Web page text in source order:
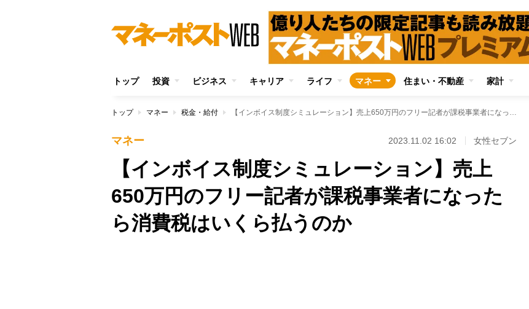
トップ 投資 ビジネス キャリア ライフ マネー 住まい・不動産 家計
トップ マネー 税金・給付 【インボイス制度シミュレーション】売上650万円のフリー記者が課税事業者になったら消費税はいくら払うのか
マネー 2023.11.02 16:02 女性セブン
【インボイス制度シミュレーション】売上
650万円のフリー記者が課税事業者になった
ら消費税はいくら払うのか